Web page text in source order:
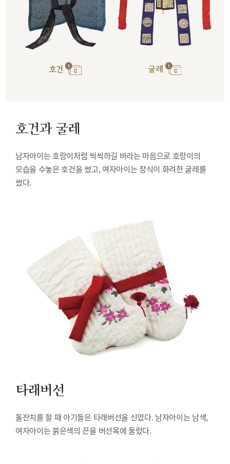
호건 굴레
호건과 굴레
남자아이는 호랑이처럼 씩씩하길 바라는 마음으로 호랑이의
모습을 수놓은 호건을 썼고, 여자아이는 장식이 화려한 굴레를
썼다.
타래버선
돌잔치를 할 때 아기들은 타래버선을 신었다. 남자아이는 남색,
여자아이는 붉은색의 끈을 버선목에 둘렀다.